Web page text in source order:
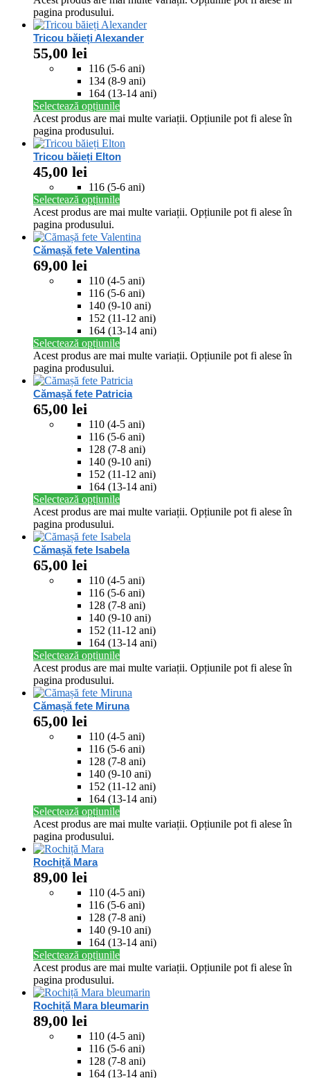
pagina produsului.
Tricou băieți Alexander
55,00 lei
116 (5-6 ani)
134 (8-9 ani)
164 (13-14 ani)
Selectează opțiunile
Acest produs are mai multe variații. Opțiunile pot fi alese în
pagina produsului.
Tricou băieți Elton
45,00 lei
116 (5-6 ani)
Selectează opțiunile
Acest produs are mai multe variații. Opțiunile pot fi alese în
pagina produsului.
Cămașă fete Valentina
69,00 lei
110 (4-5 ani)
116 (5-6 ani)
140 (9-10 ani)
152 (11-12 ani)
164 (13-14 ani)
Selectează opțiunile
Acest produs are mai multe variații. Opțiunile pot fi alese în
pagina produsului.
Cămașă fete Patricia
65,00 lei
110 (4-5 ani)
116 (5-6 ani)
128 (7-8 ani)
140 (9-10 ani)
152 (11-12 ani)
164 (13-14 ani)
Selectează opțiunile
Acest produs are mai multe variații. Opțiunile pot fi alese în
pagina produsului.
Cămașă fete Isabela
65,00 lei
110 (4-5 ani)
116 (5-6 ani)
128 (7-8 ani)
140 (9-10 ani)
152 (11-12 ani)
164 (13-14 ani)
Selectează opțiunile
Acest produs are mai multe variații. Opțiunile pot fi alese în
pagina produsului.
Cămașă fete Miruna
65,00 lei
110 (4-5 ani)
116 (5-6 ani)
128 (7-8 ani)
140 (9-10 ani)
152 (11-12 ani)
164 (13-14 ani)
Selectează opțiunile
Acest produs are mai multe variații. Opțiunile pot fi alese în
pagina produsului.
Rochiță Mara
89,00 lei
110 (4-5 ani)
116 (5-6 ani)
128 (7-8 ani)
140 (9-10 ani)
164 (13-14 ani)
Selectează opțiunile
Acest produs are mai multe variații. Opțiunile pot fi alese în
pagina produsului.
Rochiță Mara bleumarin
89,00 lei
110 (4-5 ani)
116 (5-6 ani)
128 (7-8 ani)
164 (13-14 ani)